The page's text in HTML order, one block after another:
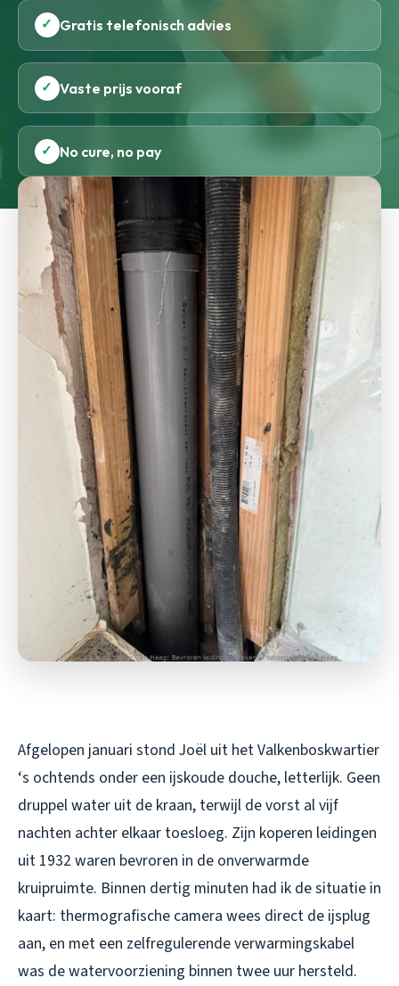
✓ Gratis telefonisch advies
✓ Vaste prijs vooraf
✓ No cure, no pay
Afgelopen januari stond Joël uit het Valkenboskwartier
‘s ochtends onder een ijskoude douche, letterlijk. Geen
druppel water uit de kraan, terwijl de vorst al vijf
nachten achter elkaar toesloeg. Zijn koperen leidingen
uit 1932 waren bevroren in de onverwarmde
kruipruimte. Binnen dertig minuten had ik de situatie in
kaart: thermografische camera wees direct de ijsplug
aan, en met een zelfregulerende verwarmingskabel
was de watervoorziening binnen twee uur hersteld.